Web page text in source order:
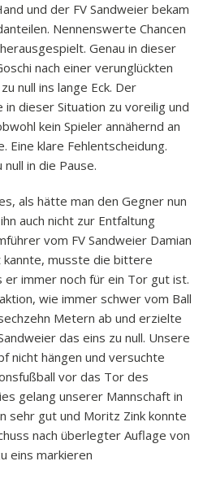
und der FV Sandweier bekam
Nennenswerte Chancen
Genau in dieser
nach einer verunglückten
null ins lange Eck. Der
dieser Situation zu voreilig und
kein Spieler annähernd an
Eine klare Fehlentscheidung.
in die Pause.
als hätte man den Gegner nun
auch nicht zur Entfaltung
vom FV Sandweier Damian
kannte, musste die bittere
er immer noch für ein Tor gut ist.
wie immer schwer vom Ball
Metern ab und erzielte
das eins zu null. Unsere
nicht hängen und versuchte
vor das Tor des
gelang unserer Mannschaft in
sehr gut und Moritz Zink konnte
nach überlegter Auflage von
eins markieren